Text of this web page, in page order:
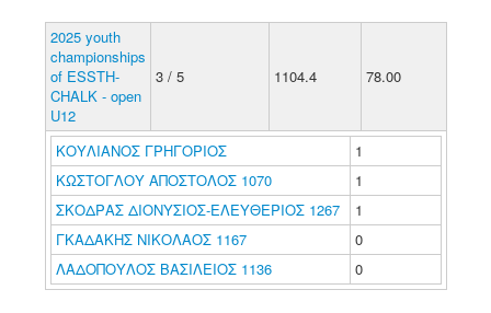
2025 youth
championships
of ESSTH-
CHALK - open
U12
3 / 5 1104.4 78.00
ΚΟΥΛΙΑΝΟΣ ΓΡΗΓΟΡΙΟΣ
1
ΚΩΣΤΟΓΛΟΥ ΑΠΟΣΤΟΛΟΣ 1070
1
ΣΚΟΔΡΑΣ ΔΙΟΝΥΣΙΟΣ-ΕΛΕΥΘΕΡΙΟΣ 1267
1
ΓΚΑΔΑΚΗΣ ΝΙΚΟΛΑΟΣ 1167
0
ΛΑΔΟΠΟΥΛΟΣ ΒΑΣΙΛΕΙΟΣ 1136
0